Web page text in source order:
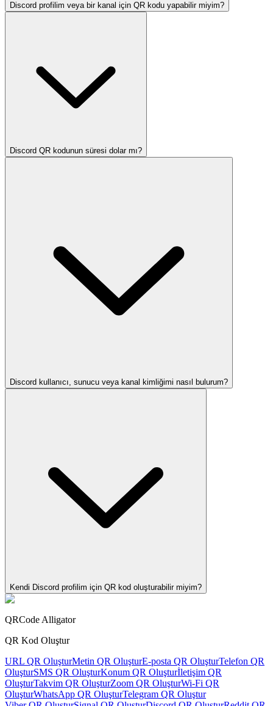
Discord profilim veya bir kanal için QR kodu yapabilir miyim?
Discord QR kodunun süresi dolar mı?
Discord kullanıcı, sunucu veya kanal kimliğimi nasıl bulurum?
Kendi Discord profilim için QR kod oluşturabilir miyim?
QRCode Alligator
QR Kod Oluştur
URL QR OluşturMetin QR OluşturE-posta QR OluşturTelefon QR
OluşturSMS QR OluşturKonum QR Oluşturİletişim QR
OluşturTakvim QR OluşturZoom QR OluşturWi-Fi QR
OluşturWhatsApp QR OluşturTelegram QR Oluştur